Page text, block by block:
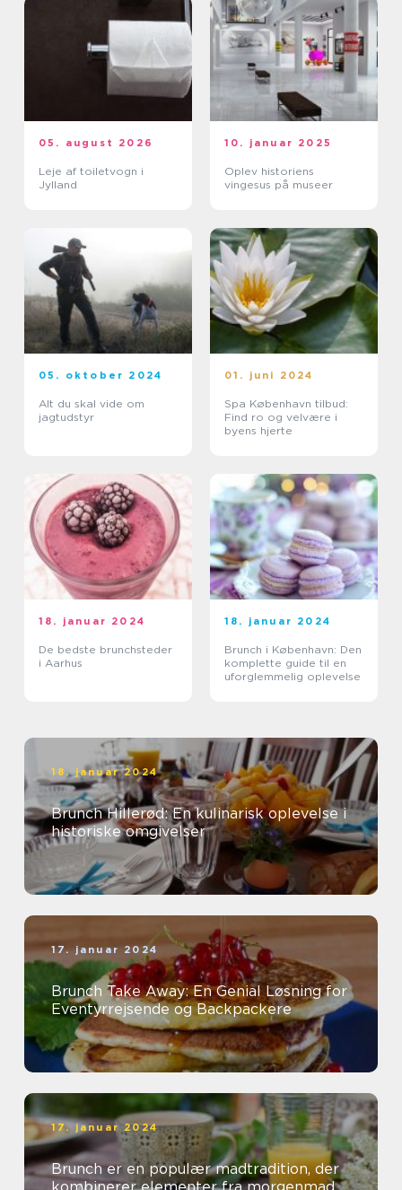
05. august 2026
Leje af toiletvogn i
Jylland
10. januar 2025
Oplev historiens
vingesus på museer
05. oktober 2024
Alt du skal vide om
jagtudstyr
01. juni 2024
Spa København tilbud:
Find ro og velvære i
byens hjerte
18. januar 2024
De bedste brunchsteder
i Aarhus
18. januar 2024
Brunch i København: Den
komplette guide til en
uforglemmelig oplevelse
18. januar 2024
Brunch Hillerød: En kulinarisk oplevelse i
historiske omgivelser
17. januar 2024
Brunch Take Away: En Genial Løsning for
Eventyrrejsende og Backpackere
17. januar 2024
Brunch er en populær madtradition, der